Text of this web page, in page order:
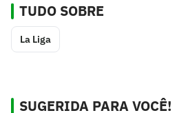
TUDO SOBRE
La Liga
SUGERIDA PARA VOCÊ!